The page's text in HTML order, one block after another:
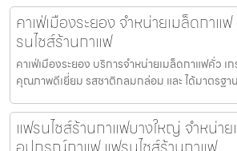
คาเฟ่เมืองระยอง จำหน่ายเมล็ดกา
รนไชส์ร้านกาแฟ
คาเฟ่เมืองระยอง บริการจำหน่ายเมล็ดกาแฟคั่ว เ
คุณภาพดีเยี่ยม รสชาติกลมกล่อม และ ได้มาตรฐ
แฟรนไชส์ร้านกาแฟบางใหญ่ จำหน่า